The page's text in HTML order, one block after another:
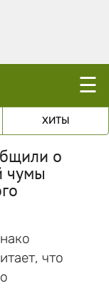
☰
ХИТЫ
о
чумы
что